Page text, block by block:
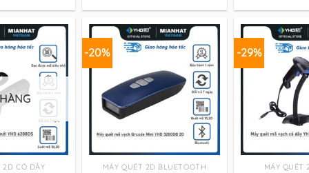
₫.
tại
là:
1.350.000 ₫.
là:
1.800.000 ₫.
tại
là:
1.350.000 ₫.
là:
2D CÓ DÂY
-20%
MÁY QUÉT 2D BLUETOOTH
-29%
MÁY QUÉT